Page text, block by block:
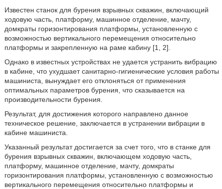
Известен станок для бурения взрывных скважин, включающий
ходовую часть, платформу, машинное отделение, мачту,
домкраты горизонтирования платформы, установленную с
возможностью вертикального перемещения относительно
платформы и закрепленную на раме кабину [1, 2].
Однако в известных устройствах не удается устранить вибрацию
в кабине, что ухудшает санитарно-гигиенические условия работы
машиниста, вынуждает его отклоняться от применения
оптимальных параметров бурения, что сказывается на
производительности бурения.
Результат, для достижения которого направлено данное
техническое решение, заключается в устранении вибрации в
кабине машиниста.
Указанный результат достигается за счет того, что в станке для
бурения взрывных скважин, включающем ходовую часть,
платформу, машинное отделение, мачту, домкраты
горизонтирования платформы, установленную с возможностью
вертикального перемещения относительно платформы и